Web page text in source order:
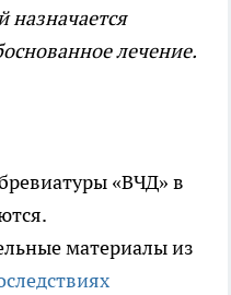
назначается
лечение.
«ВЧД» в
материалы из